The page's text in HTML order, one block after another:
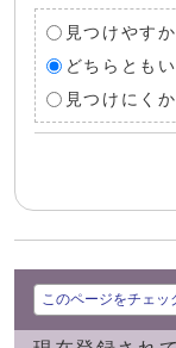
見つけやす
どちらとも
見つけにく
このページをチェッ